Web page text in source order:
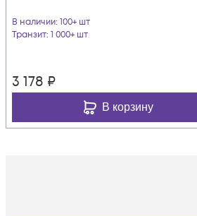
В наличии: 100+ шт
Транзит: 1 000+ шт
3 178 ₽
В корзину